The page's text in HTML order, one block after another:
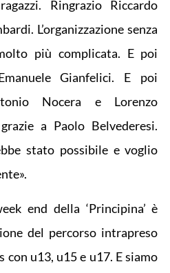
Ringrazio Riccardo
L’organizzazione senza
più complicata. E poi
Gianfelici. E poi
Nocera e Lorenzo
a Paolo Belvederesi.
stato possibile e voglio
end della ‘Principina’ è
del percorso intrapreso
con u13, u15 e u17. E siamo